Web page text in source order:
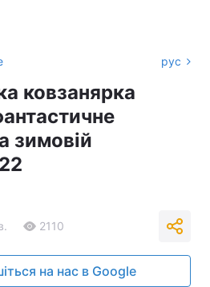
рус
ковзанярка
зимовій
2110
на нас в Google